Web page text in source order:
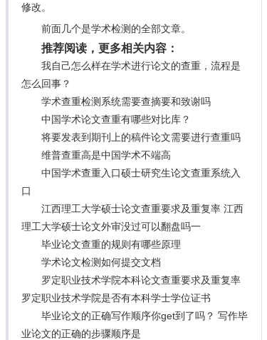
修改。
前面几个是学术检测的全部文章。
推荐阅读，更多相关内容：
我自己怎么样在学术进行论文的查重，流程是
怎么回事？
学术查重检测系统需要查摘要和致谢吗
中国学术论文查重有哪些对比库？
将要发表到期刊上的稿件论文需要进行查重吗
维普查重高是中国学术不端高
中国学术查重入口硕士研究生论文查重系统入
口
江西理工大学硕士论文查重要求及重复率 江西
理工大学硕士论文外审没过可以翻盘吗一
毕业论文查重的规则有哪些原理
学术论文检测如何提交文档
罗定职业技术学院本科论文查重要求及重复率
罗定职业技术学院是否有本科学士学位证书
毕业论文的正确写作顺序你get到了吗？ 写作毕
业论文的正确的步骤顺序是